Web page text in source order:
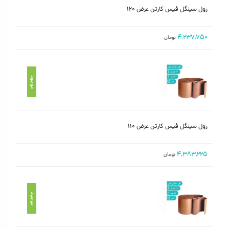
رول سینگل فیس کارتن عرض ۱۲۰
۴,۲۳۷,۷۵۰ تومان
موجود
رول سینگل فیس کارتن عرض ۱۱۰
۴,۳۸۳,۲۲۵ تومان
موجود